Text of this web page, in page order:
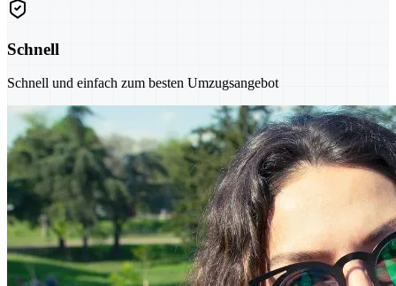
Schnell
Schnell und einfach zum besten Umzugsangebot